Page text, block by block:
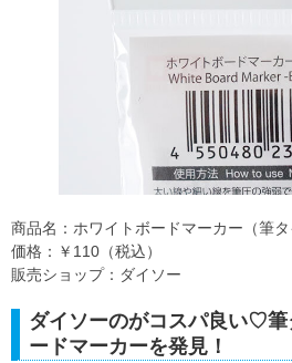
商品名：ホワイトボードマーカー（筆タ
価格：￥110（税込）
販売ショップ：ダイソー
ダイソーのがコスパ良い♡
ードマーカーを発見！